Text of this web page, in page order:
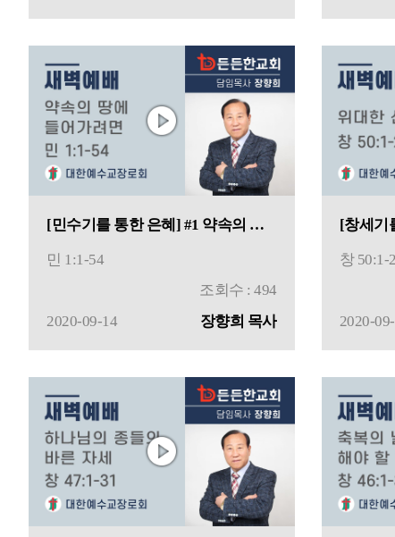
[민수기를 통한 은혜] #1 약속의 땅에 들어가려면
민 1:1-54
조회수 : 494
2020-09-14
장향희 목사
창 50:1-
2020-09-